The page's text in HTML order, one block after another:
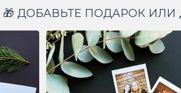
🎁 ДОБАВЬТЕ ПОДАРОК ИЛИ